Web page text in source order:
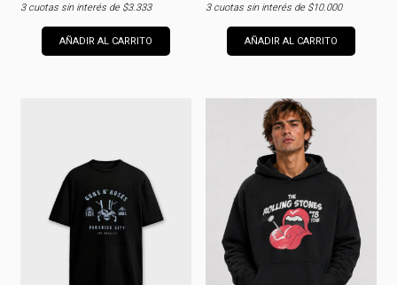
3cuotas sin interés de $3.333
AÑADIR AL CARRITO
3cuotas sin interés de $10.000
AÑADIR AL CARRITO